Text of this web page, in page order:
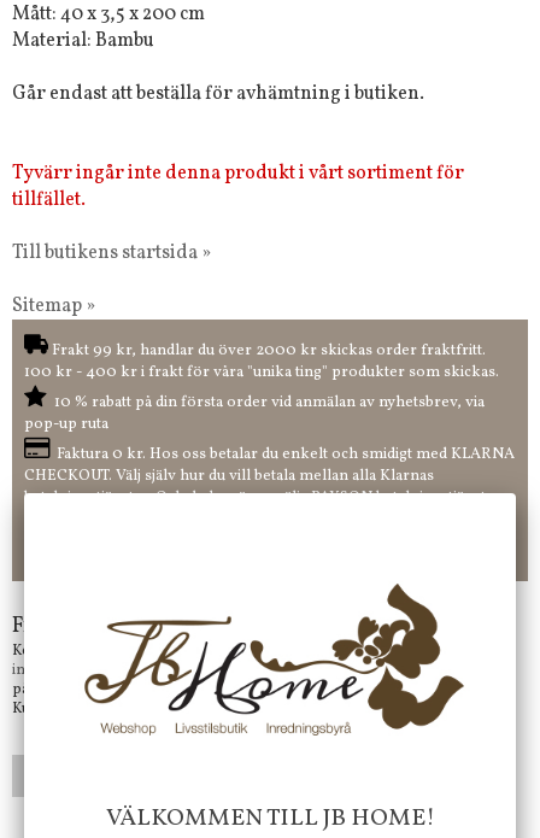
Mått: 40 x 3,5 x 200 cm
Material: Bambu
Går endast att beställa för avhämtning i butiken.
Tyvärr ingår inte denna produkt i vårt sortiment för
tillfället.
Till butikens startsida »
Sitemap »
Frakt 99 kr, handlar du över 2000 kr skickas order fraktfritt.
100 kr - 400 kr i frakt för våra "unika ting" produkter som skickas.
10 % rabatt på din första order vid anmälan av nyhetsbrev, via
pop-up ruta
Faktura 0 kr. Hos oss betalar du enkelt och smidigt med KLARNA
CHECKOUT. Välj själv hur du vill betala mellan alla Klarnas
betalningstjänster. Och du kan även välja PAYSON betalningstjänst.
Frågor?
Kontakta oss på
info@jbhome.se
Vi svarar
på mail så fort vi kan.
Kundtjänst telefontid öppet vardagar mellan 10.00 - 15.00
VÄLKOMMEN TILL JB HOME!